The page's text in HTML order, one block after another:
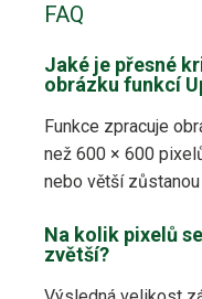
FAQ
Jaké je přesné
obrázku funkcí
Funkce zpracuje
než 600 × 600
nebo větší zůstanou
Na kolik pixelů
zvětší?